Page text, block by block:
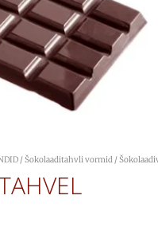
/Šokolaaditahvli vormid /